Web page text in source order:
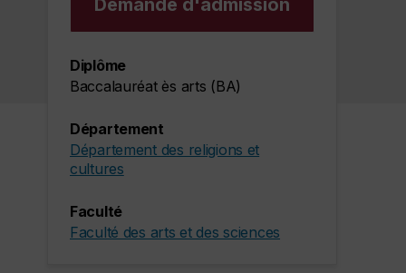
Demande d'admission
Diplôme
Baccalauréat ès arts (BA)
Département
Département des religions et
cultures
Faculté
Faculté des arts et des sciences